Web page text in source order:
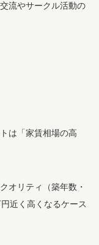
流やサークル活動の
は「家賃相場の高
オリティ（築年数・
近く高くなるケース